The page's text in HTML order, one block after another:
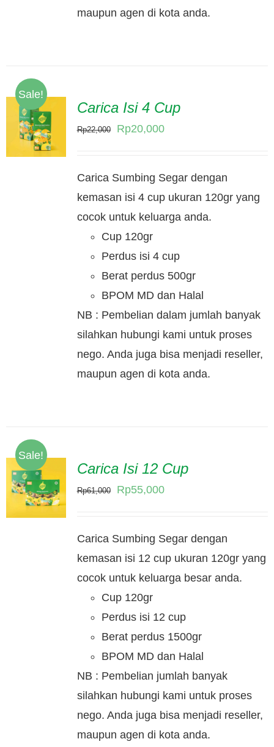
maupun agen di kota anda.
Sale!
Carica Isi 4 Cup
Rp22,000
Original
Rp22,000.
Rp20,000Current
Rp20,000.
Carica Sumbing Segar dengan
kemasan isi 4 cup ukuran 120gr yang
cocok untuk keluarga anda.
Cup 120gr
Perdus isi 4 cup
Berat perdus 500gr
BPOM MD dan Halal
NB : Pembelian dalam jumlah banyak
silahkan hubungi kami untuk proses
nego. Anda juga bisa menjadi reseller,
maupun agen di kota anda.
Sale!
Carica Isi 12 Cup
Rp61,000
Original
Rp61,000.
Rp55,000Current
Rp55,000.
Carica Sumbing Segar dengan
kemasan isi 12 cup ukuran 120gr yang
cocok untuk keluarga besar anda.
Cup 120gr
Perdus isi 12 cup
Berat perdus 1500gr
BPOM MD dan Halal
NB : Pembelian jumlah banyak
silahkan hubungi kami untuk proses
nego. Anda juga bisa menjadi reseller,
maupun agen di kota anda.